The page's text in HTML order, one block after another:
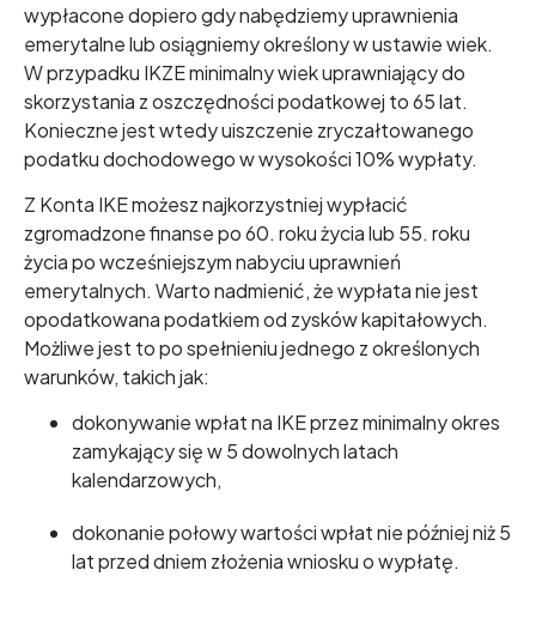
wypłacone dopiero gdy nabędziemy uprawnienia
emerytalne lub osiągniemy określony w ustawie wiek.
W przypadku IKZE minimalny wiek uprawniający do
skorzystania z oszczędności podatkowej to 65 lat.
Konieczne jest wtedy uiszczenie zryczałtowanego
podatku dochodowego w wysokości 10% wypłaty.
Z Konta IKE możesz najkorzystniej wypłacić
zgromadzone finanse po 60. roku życia lub 55. roku
życia po wcześniejszym nabyciu uprawnień
emerytalnych. Warto nadmienić, że wypłata nie jest
opodatkowana podatkiem od zysków kapitałowych.
Możliwe jest to po spełnieniu jednego z określonych
warunków, takich jak:
dokonywanie wpłat na IKE przez minimalny okres
zamykający się w 5 dowolnych latach
kalendarzowych,
dokonanie połowy wartości wpłat nie później niż 5
lat przed dniem złożenia wniosku o wypłatę.